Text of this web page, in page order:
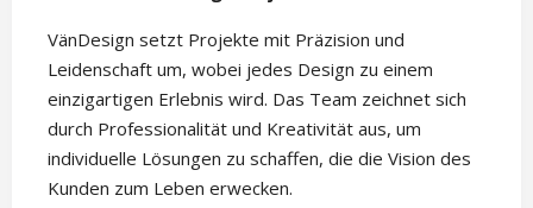
VänDesign setzt Projekte mit Präzision und
Leidenschaft um, wobei jedes Design zu einem
einzigartigen Erlebnis wird. Das Team zeichnet sich
durch Professionalität und Kreativität aus, um
individuelle Lösungen zu schaffen, die die Vision des
Kunden zum Leben erwecken.